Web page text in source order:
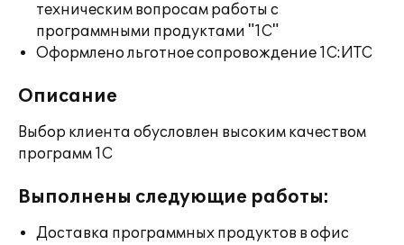
техническим вопросам работы с
программными продуктами "1С"
Оформлено льготное сопровождение 1С:ИТС
Описание
Выбор клиента обусловлен высоким качеством
программ 1С
Выполнены следующие работы:
Доставка программных продуктов в офис